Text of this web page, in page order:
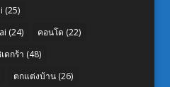
(25)
(24) คอนโด (22)
ดกร้า (48)
ตกแต่งบ้าน(26)